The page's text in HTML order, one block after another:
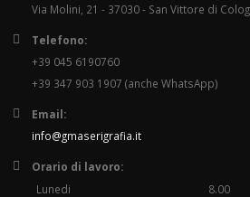
Via Molini, 21 - 37030 - San Vittore di
Telefono:
+39 045 6190760
+39 347 903 1907 (anche WhatsApp)
Email:
info@gmaserigrafia.it
Orario di lavoro:
Lunedi
8.00